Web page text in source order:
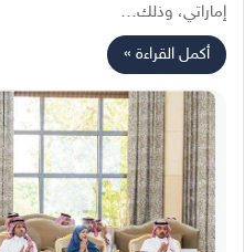
إماراتي، وذلك…
أكمل القراءة »